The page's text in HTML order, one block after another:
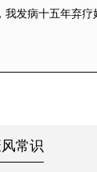
，我发病十五年弃
常识